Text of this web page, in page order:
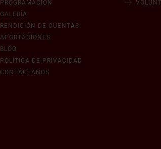
PROGRAMACIÓN
GALERÍA
RENDICIÓN DE CUENTAS
APORTACIONES
BLOG
POLÍTICA DE PRIVACIDAD
CONTÁCTANOS